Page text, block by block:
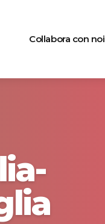
Collabora con noi